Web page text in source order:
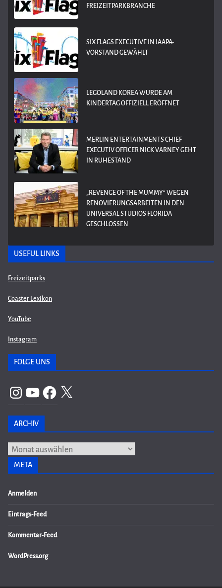
REIZEITPARKBRANCHE
SIX FLAGS EXECUTIVE IN IAAPA-
VORSTAND GEWÄHLT
LEGOLAND KOREA WURDE AM
KINDERTAG OFFIZIELL ERÖFFNET
MERLIN ENTERTAINMENTS CHIEF
EXECUTIV OFFICER NICK VARNEY GEHT
IN RUHESTAND
„REVENGE OF THE MUMMY“ WEGEN
RENOVIERUNGSARBEITEN IN DEN
UNIVERSAL STUDIOS FLORIDA
GESCHLOSSEN
USEFUL LINKS
Freizeitparks
Coaster Lexikon
YouTube
Instagram
FOLGE UNS
InstagramYouTubeFacebook
X
ARCHIV
Archiv
META
Anmelden
Eintrags-Feed
Kommentar-Feed
WordPress.org